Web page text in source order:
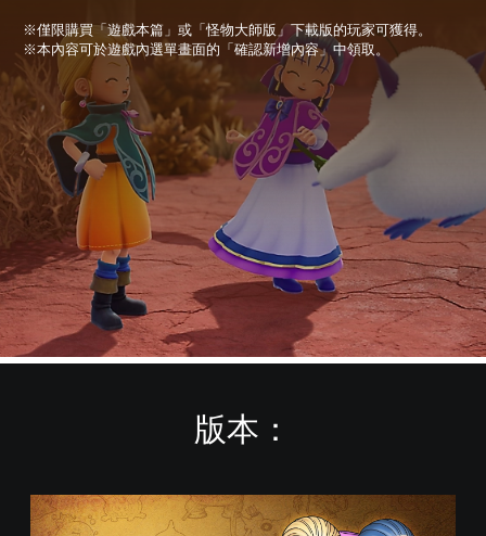
※僅限購買「遊戲本篇」或「怪物大師版」下載版的玩家可獲得。
※本內容可於遊戲內選單畫面的「確認新增內容」中領取。
版本：
勇
者